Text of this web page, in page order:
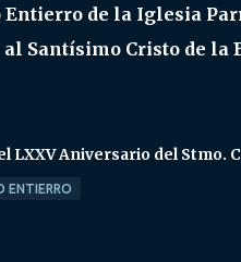
de la Iglesia
Santísimo Cristo de la
LXXV Aniversario del Stmo.
ENTIERRO